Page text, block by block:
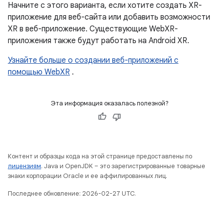
Начните с этого варианта, если хотите создать XR-
приложение для веб-сайта или добавить возможности
XR в веб-приложение. Существующие WebXR-
приложения также будут работать на Android XR.
Узнайте больше о создании веб-приложений с
помощью WebXR .
Эта информация оказалась полезной?
Контент и образцы кода на этой странице предоставлены по
лицензиям. Java и OpenJDK – это зарегистрированные товарные
знаки корпорации Oracle и ее аффилированных лиц.
Последнее обновление: 2026-02-27 UTC.